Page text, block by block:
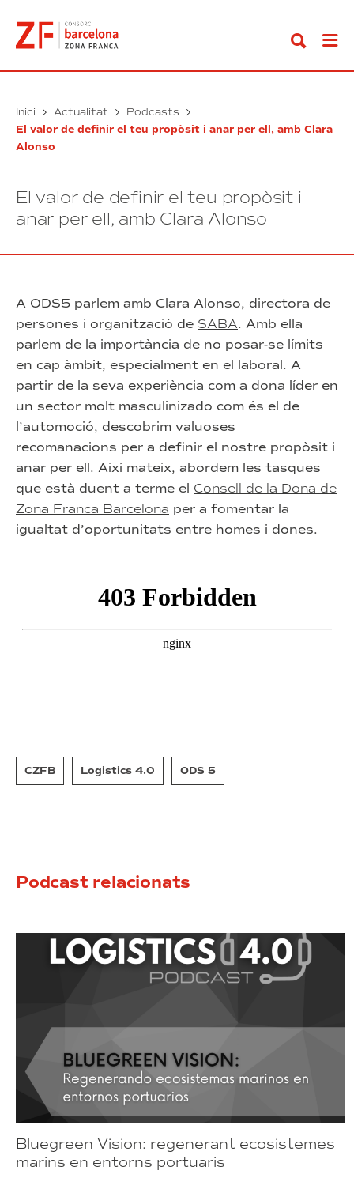
contingut
Inici Actualitat Podcasts
El valor de definir el teu propòsit i anar per ell, amb Clara
Alonso
El valor de definir el teu propòsit i
anar per ell, amb Clara Alonso
A ODS5 parlem amb Clara Alonso, directora de
persones i organització de SABA. Amb ella
parlem de la importància de no posar-se límits
en cap àmbit, especialment en el laboral. A
partir de la seva experiència com a dona líder en
un sector molt masculinizado com és el de
l’automoció, descobrim valuoses
recomanacions per a definir el nostre propòsit i
anar per ell. Així mateix, abordem les tasques
que està duent a terme el Consell de la Dona de
Zona Franca Barcelona per a fomentar la
igualtat d’oportunitats entre homes i dones.
CZFB Logistics 4.0 ODS 5
Podcast relacionats
Bluegreen Vision: regenerant ecosistemes
marins en entorns portuaris